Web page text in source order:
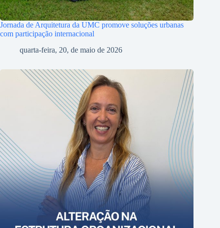
Jornada de Arquitetura da UMC promove soluções urbanas
com participação internacional
quarta-feira, 20, de maio de 2026